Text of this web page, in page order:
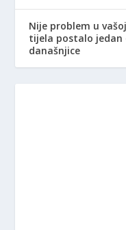
Nije problem u
tijela postalo
današnjice